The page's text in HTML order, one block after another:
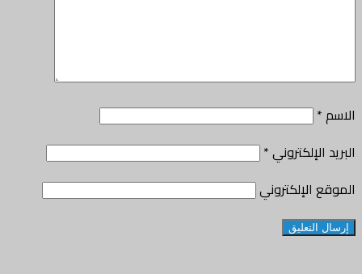
الاسم*
البريد الإلكتروني*
الموقع الإلكتروني